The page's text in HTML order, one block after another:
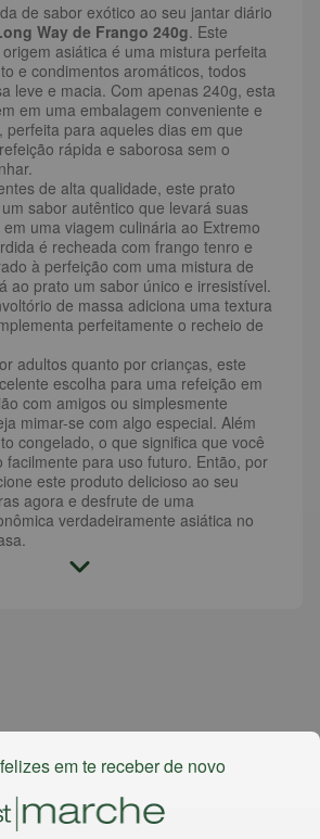
de sabor exótico ao seu jantar diário
Way de Frango 240g. Este
asiática é uma mistura perfeita
e condimentos aromáticos, todos
leve e macia. Com apenas 240g, esta
em uma embalagem conveniente e
perfeita para aqueles dias em que
rápida e saborosa sem o
de alta qualidade, este prato
sabor autêntico que levará suas
uma viagem culinária ao Extremo
é recheada com frango tenro e
à perfeição com uma mistura de
ao prato um sabor único e irresistível.
de massa adiciona uma textura
perfeitamente o recheio de
adultos quanto por crianças, este
escolha para uma refeição em
com amigos ou simplesmente
mimar-se com algo especial. Além
congelado, o que significa que você
facilmente para uso futuro. Então, por
este produto delicioso ao seu
agora e desfrute de uma
verdadeiramente asiática no
em te receber de novo